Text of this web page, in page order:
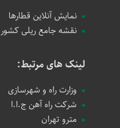
نمایش آنلاین قطارها
نقشه جامع ریلی کشور
لینک های مرتبط:
وزارت راه و شهرسازی
شرکت راه آهن ج.ا.ا
مترو تهران